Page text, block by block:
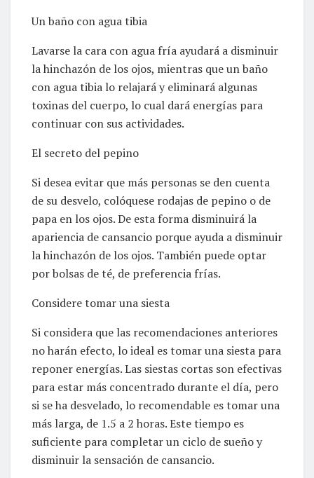
Un baño con agua tibia
Lavarse la cara con agua fría ayudará a disminuir
la hinchazón de los ojos, mientras que un baño
con agua tibia lo relajará y eliminará algunas
toxinas del cuerpo, lo cual dará energías para
continuar con sus actividades.
El secreto del pepino
Si desea evitar que más personas se den cuenta
de su desvelo, colóquese rodajas de pepino o de
papa en los ojos. De esta forma disminuirá la
apariencia de cansancio porque ayuda a disminuir
la hinchazón de los ojos. También puede optar
por bolsas de té, de preferencia frías.
Considere tomar una siesta
Si considera que las recomendaciones anteriores
no harán efecto, lo ideal es tomar una siesta para
reponer energías. Las siestas cortas son efectivas
para estar más concentrado durante el día, pero
si se ha desvelado, lo recomendable es tomar una
más larga, de 1.5 a 2 horas. Este tiempo es
suficiente para completar un ciclo de sueño y
disminuir la sensación de cansancio.